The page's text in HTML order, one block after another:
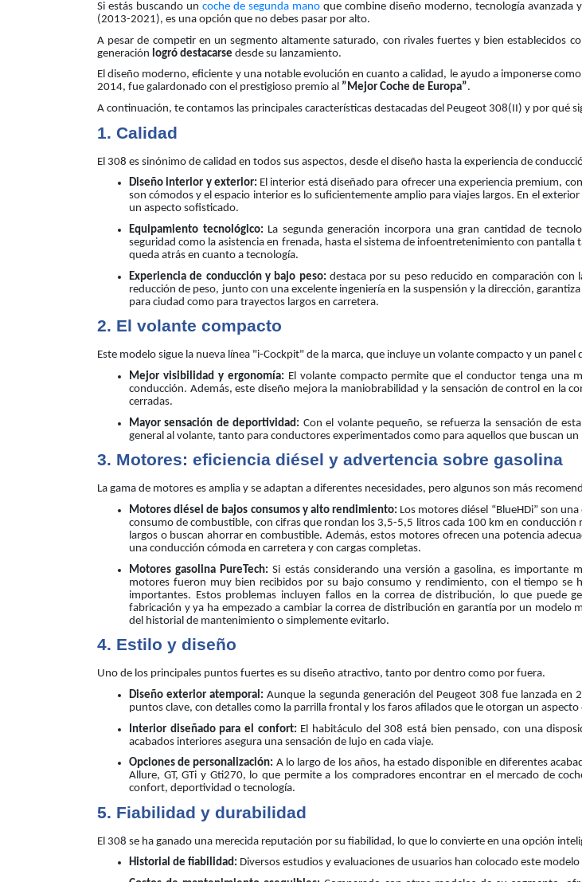
Si estás buscando un coche de segunda mano que combine diseño moderno, tecnología avanzada
(2013-2021), es una opción que no debes pasar por alto.
A pesar de competir en un segmento altamente saturado, con rivales fuertes y bien establecidos
generación logró destacarse desde su lanzamiento.
El diseño moderno, eficiente y una notable evolución en cuanto a calidad, le ayudo a imponerse
2014, fue galardonado con el prestigioso premio al ”Mejor Coche de Europa”.
A continuación, te contamos las principales características destacadas del Peugeot 308(II) y por qué
1. Calidad
El 308 es sinónimo de calidad en todos sus aspectos, desde el diseño hasta la experiencia de
Diseño interior y exterior: El interior está diseñado para ofrecer una experiencia premium,
son cómodos y el espacio interior es lo suficientemente amplio para viajes largos. En el
un aspecto sofisticado.
Equipamiento tecnológico: La segunda generación incorpora una gran cantidad de
seguridad como la asistencia en frenada, hasta el sistema de infoentretenimiento con
queda atrás en cuanto a tecnología.
Experiencia de conducción y bajo peso: destaca por su peso reducido en comparación
reducción de peso, junto con una excelente ingeniería en la suspensión y la dirección,
para ciudad como para trayectos largos en carretera.
2. El volante compacto
Este modelo sigue la nueva línea "i-Cockpit" de la marca, que incluye un volante compacto y un
Mejor visibilidad y ergonomía: El volante compacto permite que el conductor tenga una
conducción. Además, este diseño mejora la maniobrabilidad y la sensación de control en la
cerradas.
Mayor sensación de deportividad: Con el volante pequeño, se refuerza la sensación de
general al volante, tanto para conductores experimentados como para aquellos que buscan
3. Motores: eficiencia diésel y advertencia sobre gasolina
La gama de motores es amplia y se adaptan a diferentes necesidades, pero algunos son más
Motores diésel de bajos consumos y alto rendimiento: Los motores diésel “BlueHDi” son
consumo de combustible, con cifras que rondan los 3,5-5,5 litros cada 100 km en
largos o buscan ahorrar en combustible. Además, estos motores ofrecen una potencia
una conducción cómoda en carretera y con cargas completas.
Motores gasolina PureTech: Si estás considerando una versión a gasolina, es importante
motores fueron muy bien recibidos por su bajo consumo y rendimiento, con el tiempo se
importantes. Estos problemas incluyen fallos en la correa de distribución, lo que puede
fabricación y ya ha empezado a cambiar la correa de distribución en garantía por un
del historial de mantenimiento o simplemente evitarlo.
4. Estilo y diseño
Uno de los principales puntos fuertes es su diseño atractivo, tanto por dentro como por fuera.
Diseño exterior atemporal: Aunque la segunda generación del Peugeot 308 fue lanzada
puntos clave, con detalles como la parrilla frontal y los faros afilados que le otorgan un aspecto
Interior diseñado para el confort: El habitáculo del 308 está bien pensado, con una
acabados interiores asegura una sensación de lujo en cada viaje.
Opciones de personalización: A lo largo de los años, ha estado disponible en diferentes
Allure, GT, GTi y Gti270, lo que permite a los compradores encontrar en el mercado de
confort, deportividad o tecnología.
5. Fiabilidad y durabilidad
El 308 se ha ganado una merecida reputación por su fiabilidad, lo que lo convierte en una opción
Historial de fiabilidad: Diversos estudios y evaluaciones de usuarios han colocado este